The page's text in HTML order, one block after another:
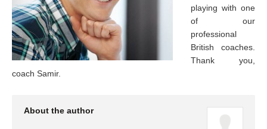
playing with one
of our
professional
British coaches.
Thank you,
coach Samir.
About the author